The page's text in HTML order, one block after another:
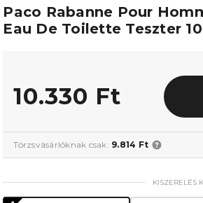
Paco Rabanne Pour
Eau De Toilette Teszter
10.330 Ft
Törzsvásárlóknak csak: 9.814 Ft
KISZERELÉS